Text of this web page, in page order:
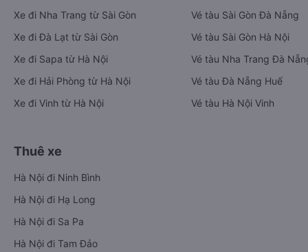
Xe đi Nha Trang từ Sài Gòn
Xe đi Đà Lạt từ Sài Gòn
Xe đi Sapa từ Hà Nội
Xe đi Hải Phòng từ Hà Nội
Xe đi Vinh từ Hà Nội
Vé tàu Sài Gòn Đà Nẵng
Vé tàu Sài Gòn Hà Nội
Vé tàu Nha Trang Đà
Vé tàu Đà Nẵng Huế
Vé tàu Hà Nội Vinh
Thuê xe
Hà Nội đi Ninh Bình
Hà Nội đi Hạ Long
Hà Nội đi Sa Pa
Hà Nội đi Tam Đảo